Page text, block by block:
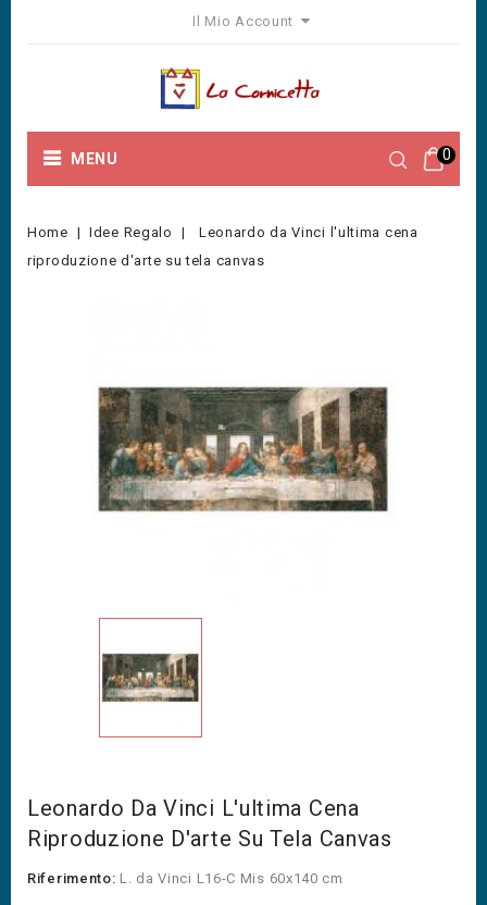
Il Mio Account
0
MENU
Home Idee Regalo
Leonardo da Vinci l'ultima cena
riproduzione d'arte su tela canvas
Leonardo Da Vinci L'ultima Cena
Riproduzione D'arte Su Tela Canvas
Riferimento: L. da Vinci L16-C Mis 60x140 cm